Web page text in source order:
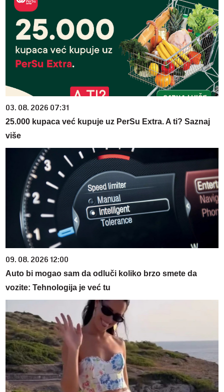
03. 08. 2026 07:31
25.000 kupaca već kupuje uz PerSu Extra. A ti? Saznaj
više
09. 08. 2026 12:00
Auto bi mogao sam da odluči koliko brzo smete da
vozite: Tehnologija je već tu